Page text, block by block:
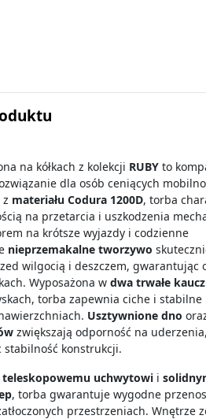
na kółkach z kolekcji RUBY to
dla osób ceniących
materiału Codura 1200D, torba
na przetarcia i uszkodzenia
na krótsze wyjazdy i codzienne
nieprzemakalne tworzywo
wilgocią i deszczem, gwarantując
Wyposażona wdwa trwałe
torba zapewnia ciche i stabilne
Usztywnione dno
zwiększają odporność na uderzenia,
stabilność konstrukcji.
teleskopowemu uchwytowi i
, torba gwarantuje wygodne
przestrzeniach. Wnętrze